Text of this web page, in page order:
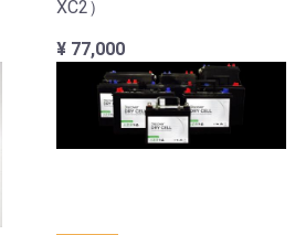
XC2）
¥ 77,000